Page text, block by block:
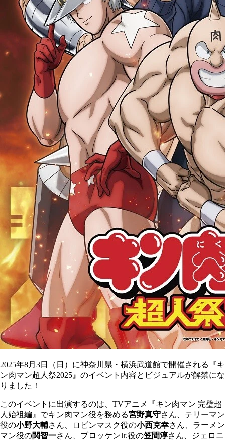
2025年8月3日（日）に神奈川県・横浜武道館で開催される『キ
ン肉マン超人祭2025』のイベント内容とビジュアルが解禁にな
りました！
このイベントに出演するのは、TVアニメ『キン肉マン 完璧超
人始祖編』でキン肉マン役を務める宮野真守さん、テリーマン
役の小野大輔さん、ロビンマスク役の小西克幸さん、ラーメン
マン役の関智一さん、ブロッケンJr.役の笠間淳さん、ジェロニ